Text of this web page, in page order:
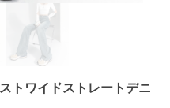
トワイドストレートデニ